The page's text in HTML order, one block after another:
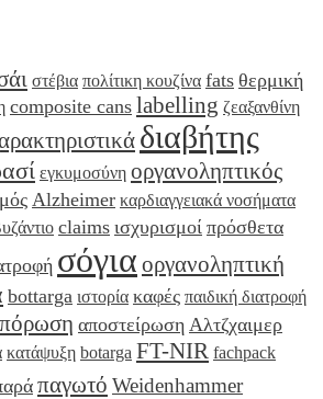
στέβια πολίτικη κουζίνα fats θερμική
composite cans labelling ζεαξανθίνη
διαβήτης
εγκυμοσύνη οργανοληπτικός
Alzheimer καρδιαγγειακά νοσήματα
claims ισχυρισμοί πρόσθετα
σόγια οργανοληπτική
bottarga ιστορία καφές παιδική διατροφή
αποστείρωση Αλτζχαιμερ
κατάψυξη botarga FT-NIR fachpack
παγωτό Weidenhammer